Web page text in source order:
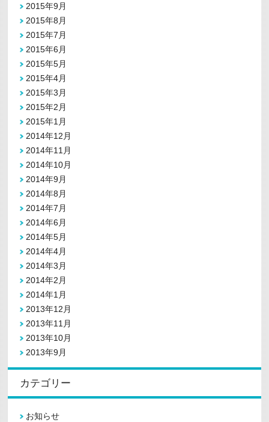
2015年9月
2015年8月
2015年7月
2015年6月
2015年5月
2015年4月
2015年3月
2015年2月
2015年1月
2014年12月
2014年11月
2014年10月
2014年9月
2014年8月
2014年7月
2014年6月
2014年5月
2014年4月
2014年3月
2014年2月
2014年1月
2013年12月
2013年11月
2013年10月
2013年9月
カテゴリー
お知らせ